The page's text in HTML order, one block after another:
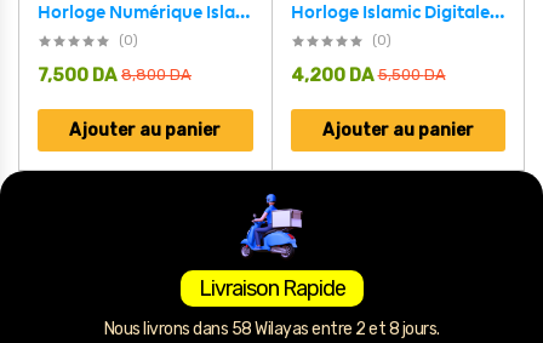
Horloge Numérique Islamique avec Éclairage LED – ساعة رقمية إسلامية الأذان ولأوقات الصلاة بإضاءة رفيعة
(0)
8,800DA
7,500 DA
Ajouter au panier
Horloge Islamic Digitale LED avec Heures de Prière Automatiques et Appel à la Prière – ساعة رقمية مع أوقات الصلاة والأذان
(0)
5,500DA
4,200 DA
Ajouter au panier
Livraison Rapide
Nous livrons dans 58 Wilayas entre 2 et 8 jours.